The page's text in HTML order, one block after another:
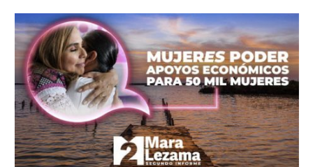
Italia: una protección desigual para los trabajadores más
expuestos a la ola de calor